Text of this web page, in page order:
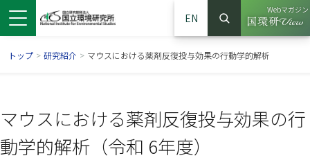
EN
サイト内検索
検索
Webマガジン
（別ウイ
トップ > 研究紹介 > マウスにおける薬剤反復投与効果の行動学的解析
マウスにおける薬剤反復投与効果の行
動学的解析（令和 6年度）